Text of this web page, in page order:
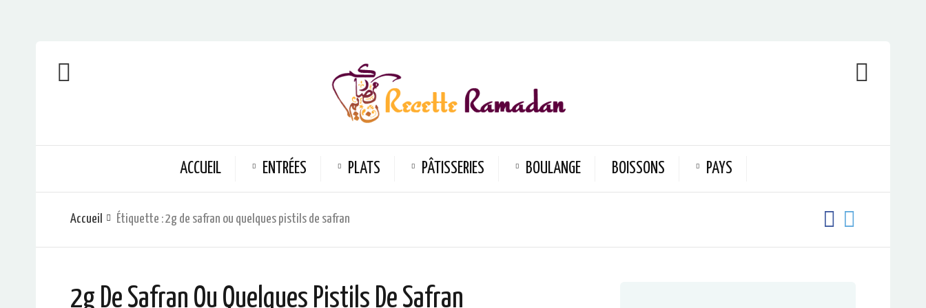
ACCUEIL ENTRÉES PLATS PÂTISSERIES BOULANGE BOISSONS PAYS
Accueil Étiquette :2g de safran ou quelques pistils de safran
2g De Safran Ou Quelques Pistils De Safran